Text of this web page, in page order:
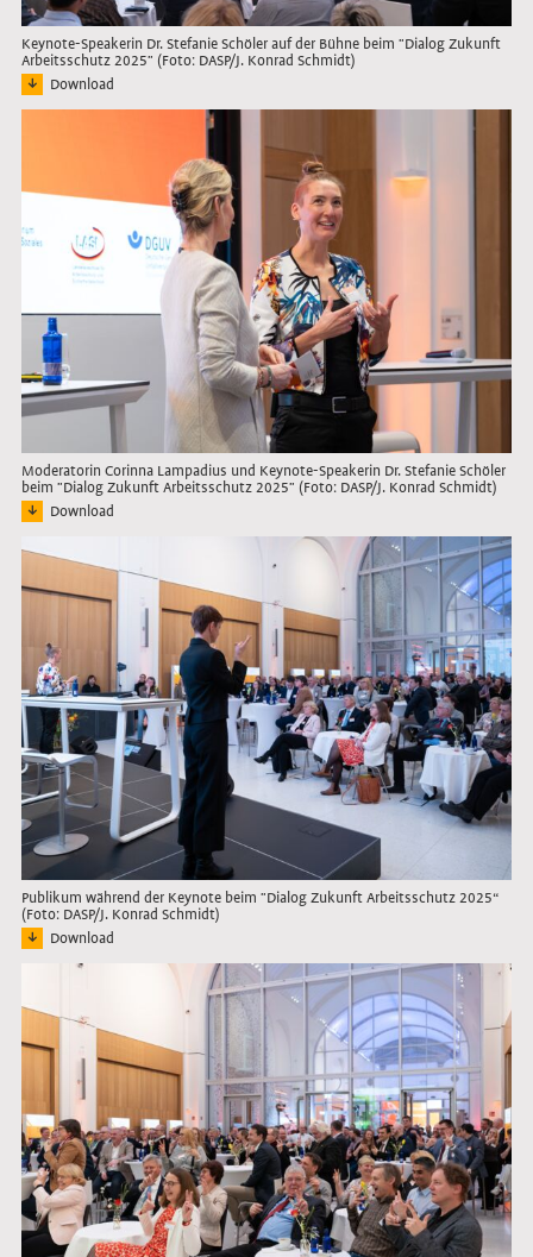
Keynote-Speakerin Dr. Stefanie Schöler auf der Bühne beim "Dialog Zukunft
Arbeitsschutz 2025" (Foto: DASP/J. Konrad Schmidt)
Download
Link öffnet das Bild in Lightbox
Moderatorin Corinna Lampadius und Keynote-Speakerin Dr. Stefanie Schöler
beim "Dialog Zukunft Arbeitsschutz 2025" (Foto: DASP/J. Konrad Schmidt)
Download
Bild: Moderatorin Corinna Lampadius und Keynote-Speakerin Dr. Stefanie
Link öffnet das Bild in Lightbox
Publikum während der Keynote beim "Dialog Zukunft Arbeitsschutz 2025“
(Foto: DASP/J. Konrad Schmidt)
Download
Bild: Publikum im Veranstaltungssaal während der Keynote beim "Dialog
Link öffnet das Bild in Lightbox